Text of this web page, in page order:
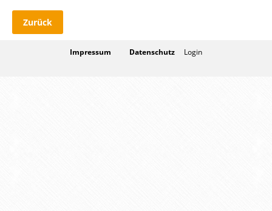
Zurück
Impressum Datenschutz Login